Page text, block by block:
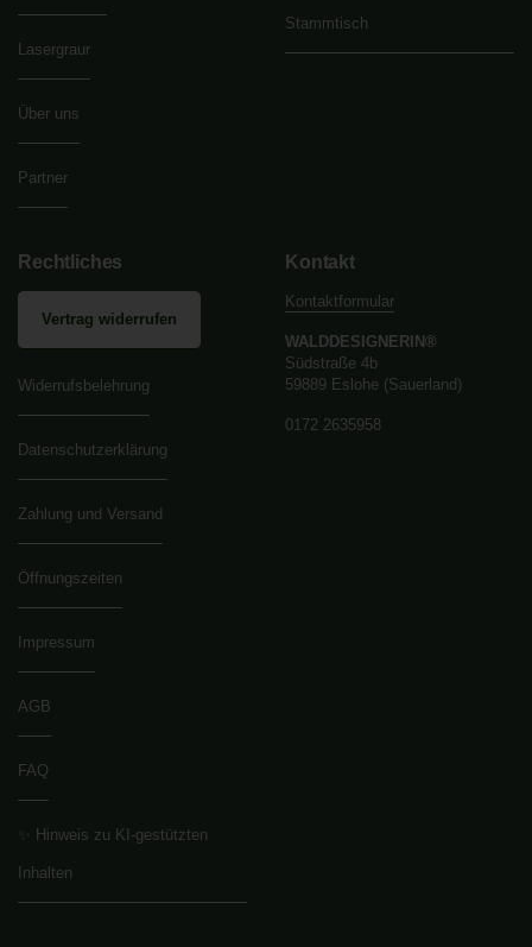
Lasergraur
Über uns
Partner
Stammtisch
Rechtliches
Vertrag widerrufen
Widerrufsbelehrung
Datenschutzerklärung
Zahlung und Versand
Öffnungszeiten
Impressum
AGB
FAQ
✨ Hinweis zu KI-gestützten
Inhalten
Kontakt
Kontaktformular
WALDDESIGNERIN®
Südstraße 4b
59889 Eslohe (Sauerland)
0172 2635958